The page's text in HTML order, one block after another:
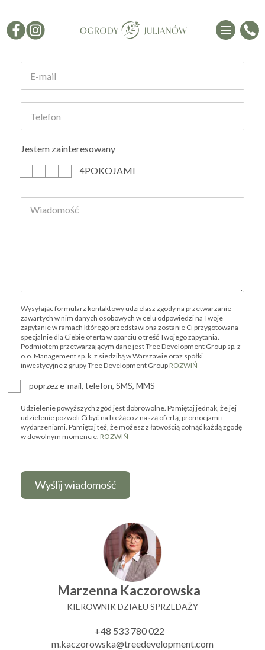
Jestem zainteresowany
4POKOJAMI
Wysyłając formularz kontaktowy udzielasz zgody na przetwarzanie
zawartych w nim danych osobowych w celu odpowiedzi na Twoje
zapytanie w ramach którego przedstawiona zostanie Ci przygotowana
specjalnie dla Ciebie oferta w oparciu o treść Twojego zapytania.
Podmiotem przetwarzającym dane jest Tree Development Group sp. z
o.o. Management sp. k. z siedzibą w Warszawie oraz spółki
inwestycyjne z grupy Tree Development Group ROZWIŃ
poprzez e-mail, telefon, SMS, MMS
Udzielenie powyższych zgód jest dobrowolne. Pamiętaj jednak, że jej
udzielenie pozwoli Ci być na bieżąco z naszą ofertą, promocjami i
wydarzeniami. Pamiętaj też, że możesz z łatwością cofnąć każdą zgodę
w dowolnym momencie. ROZWIŃ
Marzenna Kaczorowska
KIEROWNIK DZIAŁU SPRZEDAŻY
+48 533 780 022
m.kaczorowska@treedevelopment.com